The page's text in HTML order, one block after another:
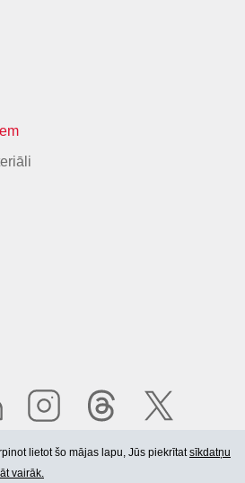
lietot šo mājas lapu, Jūs piekrītatsīkdatņu
vairāk.